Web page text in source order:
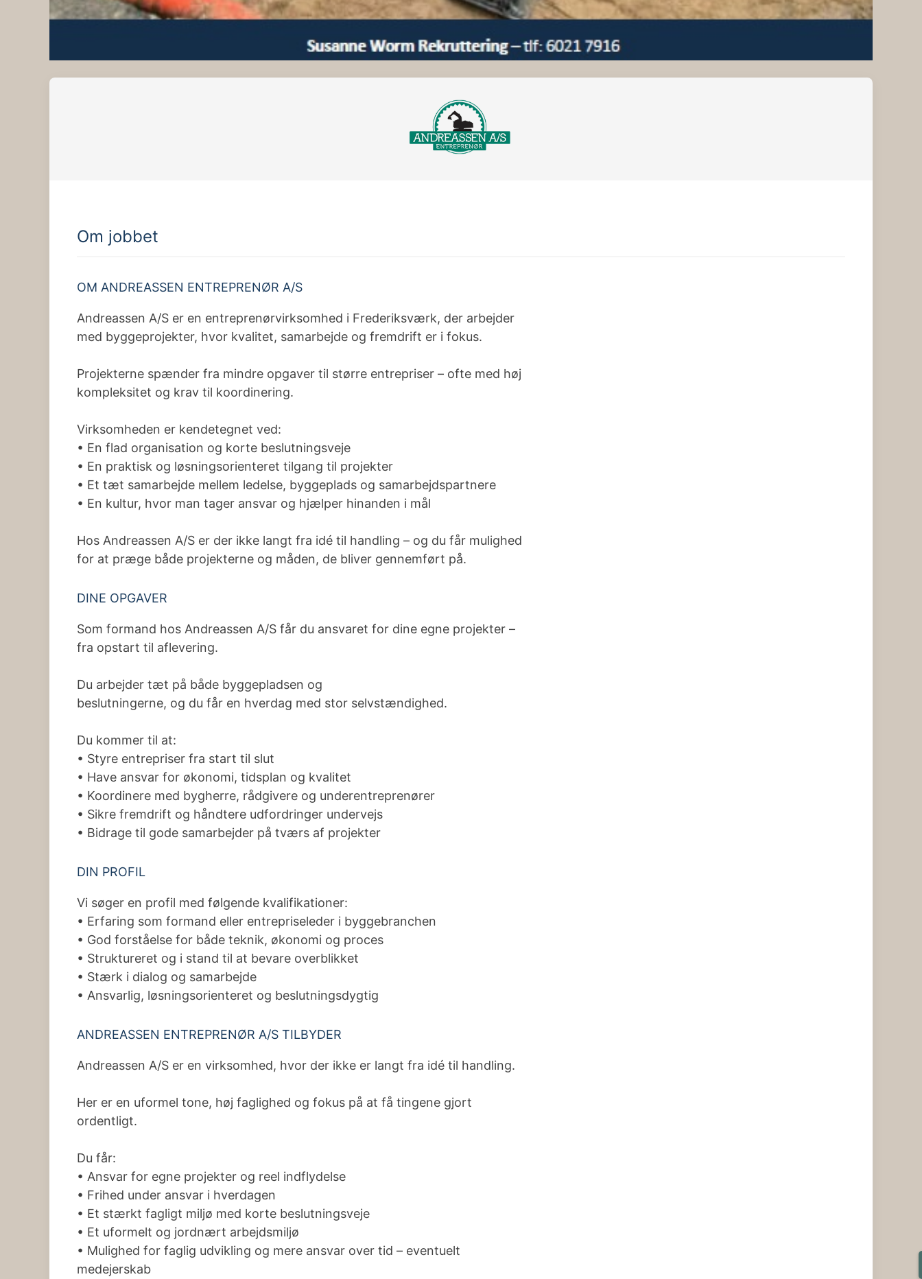
Om jobbet
OM ANDREASSEN ENTREPRENØR A/S
Andreassen A/S er en entreprenørvirksomhed i Frederiksværk, der arbejder
med byggeprojekter, hvor kvalitet, samarbejde og fremdrift er i fokus.
Projekterne spænder fra mindre opgaver til større entrepriser – ofte med høj
kompleksitet og krav til koordinering.
Virksomheden er kendetegnet ved:
• En flad organisation og korte beslutningsveje
• En praktisk og løsningsorienteret tilgang til projekter
• Et tæt samarbejde mellem ledelse, byggeplads og samarbejdspartnere
• En kultur, hvor man tager ansvar og hjælper hinanden i mål
Hos Andreassen A/S er der ikke langt fra idé til handling – og du får mulighed
for at præge både projekterne og måden, de bliver gennemført på.
DINE OPGAVER
Som formand hos Andreassen A/S får du ansvaret for dine egne projekter –
fra opstart til aflevering.
Du arbejder tæt på både byggepladsen og
beslutningerne, og du får en hverdag med stor selvstændighed.
Du kommer til at:
• Styre entrepriser fra start til slut
• Have ansvar for økonomi, tidsplan og kvalitet
• Koordinere med bygherre, rådgivere og underentreprenører
• Sikre fremdrift og håndtere udfordringer undervejs
• Bidrage til gode samarbejder på tværs af projekter
DIN PROFIL
Vi søger en profil med følgende kvalifikationer:
• Erfaring som formand eller entrepriseleder i byggebranchen
• God forståelse for både teknik, økonomi og proces
• Struktureret og i stand til at bevare overblikket
• Stærk i dialog og samarbejde
• Ansvarlig, løsningsorienteret og beslutningsdygtig
ANDREASSEN ENTREPRENØR A/S TILBYDER
Andreassen A/S er en virksomhed, hvor der ikke er langt fra idé til handling.
Her er en uformel tone, høj faglighed og fokus på at få tingene gjort
ordentligt.
Du får:
• Ansvar for egne projekter og reel indflydelse
• Frihed under ansvar i hverdagen
• Et stærkt fagligt miljø med korte beslutningsveje
• Et uformelt og jordnært arbejdsmiljø
• Mulighed for faglig udvikling og mere ansvar over tid – eventuelt
medejerskab